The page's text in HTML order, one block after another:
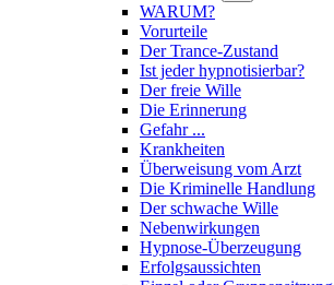
WARUM?
Vorurteile
Der Trance-Zustand
Ist jeder hypnotisierbar?
Der freie Wille
Die Erinnerung
Gefahr ...
Krankheiten
Überweisung vom Arzt
Die Kriminelle Handlung
Der schwache Wille
Nebenwirkungen
Hypnose-Überzeugung
Erfolgsaussichten